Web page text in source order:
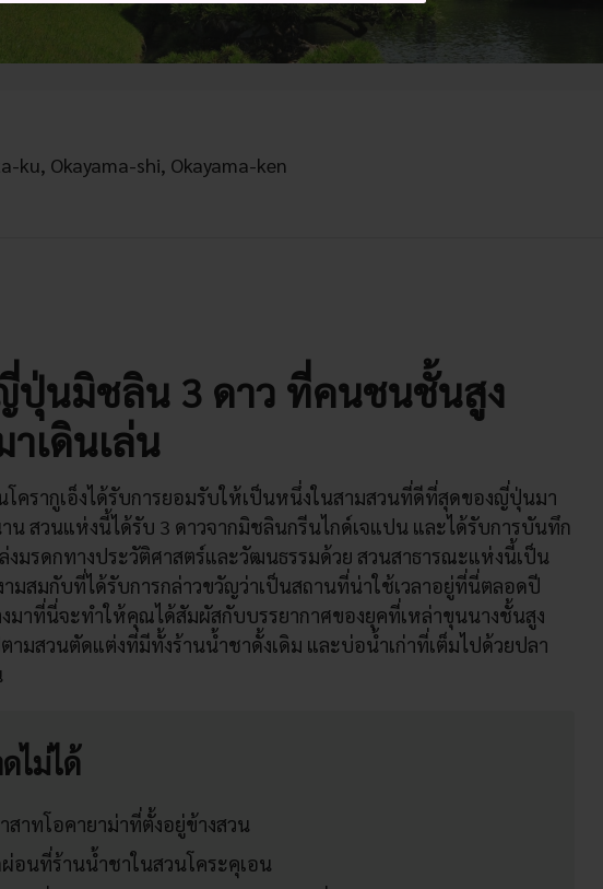
ku, Okayama-shi, Okayama-ken
ปุ่นมิชลิน 3 ดาว ที่คนชนชั้นสูง
เดินเล่น
โครากูเอ็งได้รับการยอมรับให้เป็นหนึ่งในสามสวนที่ดีที่สุดของญี่ปุ่นมา
าน สวนแห่งนี้ได้รับ 3 ดาวจากมิชลินกรีนไกด์เจแปน และได้รับการบันทึก
งมรดกทางประวัติศาสตร์และวัฒนธรรมด้วย สวนสาธารณะแห่งนี้เป็น
มสมกับที่ได้รับการกล่าวขวัญว่าเป็นสถานที่น่าใช้เวลาอยู่ที่นี่ตลอดปี
งมาที่นี่จะทำให้คุณได้สัมผัสกับบรรยากาศของยุคที่เหล่าขุนนางชั้นสูง
ามสวนตัดแต่งที่มีทั้งร้านน้ำชาดั้งเดิม และบ่อน้ำเก่าที่เต็มไปด้วยปลา
ไม่ได้
สาทโอคายาม่าที่ตั้งอยู่ข้างสวน
อนที่ร้านน้ำชาในสวนโคระคุเอน